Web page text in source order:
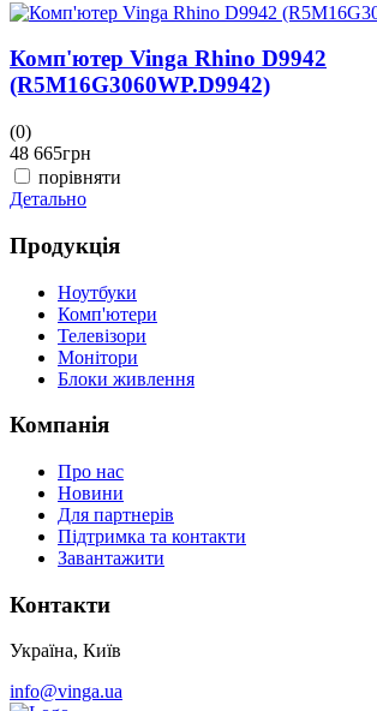
Комп'ютер Vinga Rhino D9942
(R5M16G3060WP.D9942)
(0)
48 665грн
порівняти
Детально
Продукція
Ноутбуки
Комп'ютери
Телевізори
Монітори
Блоки живлення
Компанія
Про нас
Новини
Для партнерів
Підтримка та контакти
Завантажити
Контакти
Україна, Київ
info@vinga.ua